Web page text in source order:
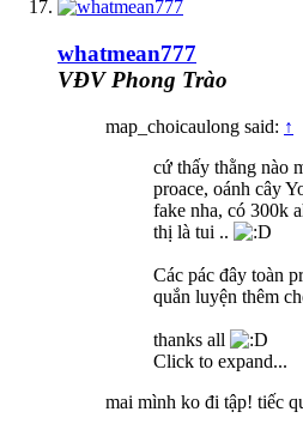
whatmean777
VĐV Phong Trào
map_choicaulong said: ↑
cứ thấy thằng nào
proace, oánh cây
fake nha, có 300k
thị là tui ..
Các pác đây toàn
quắn luyện thêm
thanks all
Click to expand...
mai mình ko đi tập! tiếc